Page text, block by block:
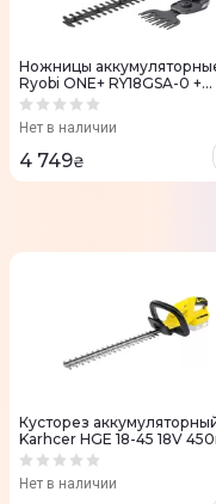
Ножницы
Ryobi ONE+ RY18GSA-0 +
насадка-кусторез (без
Нет в наличии
4 749₴
Кусторез
Karhcer HGE 18-45 18V
без АКБ и ЗУ (1.444-230.0)
Нет в наличии